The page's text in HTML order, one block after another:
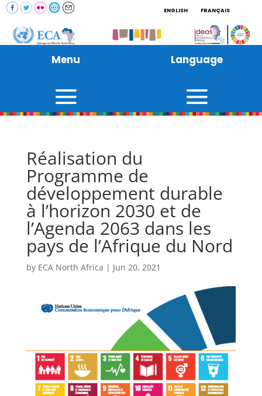
ENGLISH FRANÇAIS
Menu Language
Réalisation du
Programme de
développement durable
à l’horizon 2030 et de
l’Agenda 2063 dans les
pays de l’Afrique du Nord
by ECA North Africa | Jun 20, 2021